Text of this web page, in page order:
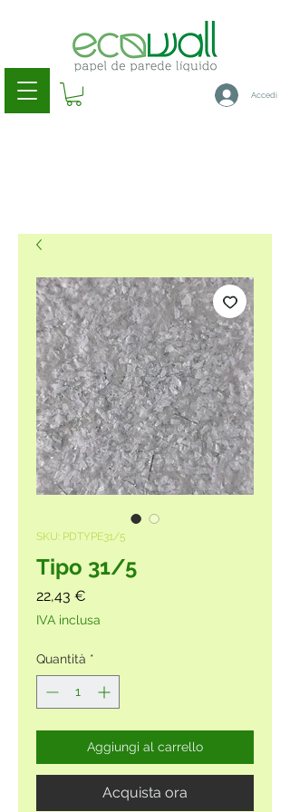
Accedi
SKU: PDTYPE31/5
Tipo 31/5
22,43 €
IVA inclusa
Quantità *
Aggiungi al carrello
Acquista ora